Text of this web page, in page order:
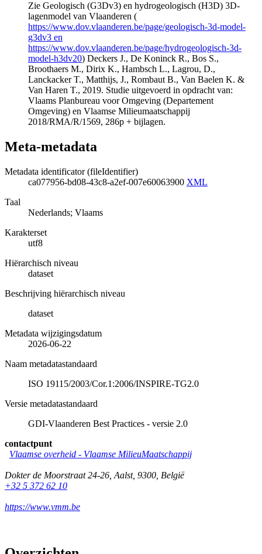
Zie Geologisch (G3Dv3) en hydrogeologisch (H3D) 3D-
lagenmodel van Vlaanderen (
https://www.dov.vlaanderen.be/page/geologisch-3d-model-
g3dv3 en
https://www.dov.vlaanderen.be/page/hydrogeologisch-3d-
model-h3dv20) Deckers J., De Koninck R., Bos S.,
Broothaers M., Dirix K., Hambsch L., Lagrou, D.,
Lanckacker T., Matthijs, J., Rombaut B., Van Baelen K. &
Van Haren T., 2019. Studie uitgevoerd in opdracht van:
Vlaams Planbureau voor Omgeving (Departement
Omgeving) en Vlaamse Milieumaatschappij
2018/RMA/R/1569, 286p + bijlagen.
Meta-metadata
Metadata identificator (fileIdentifier)
ca077956-bd08-43c8-a2ef-007e60063900 XML
Taal
Nederlands; Vlaams
Karakterset
utf8
Hiërarchisch niveau
dataset
Beschrijving hiërarchisch niveau
dataset
Metadata wijzigingsdatum
2026-06-22
Naam metadatastandaard
ISO 19115/2003/Cor.1:2006/INSPIRE-TG2.0
Versie metadatastandaard
GDI-Vlaanderen Best Practices - versie 2.0
contactpunt
Vlaamse overheid - Vlaamse MilieuMaatschappij
Dokter de Moorstraat 24-26 Aalst, 9300 België
+32 5 372 62 10
https://www.vmm.be